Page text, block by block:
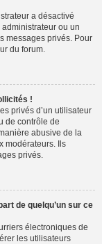
a désactivé
ou un
messages privés. Pour
du forum.
!
privés d’un utilisateur
de contrôle de
abusive de la
modérateurs. Ils
privés.
de quelqu’un sur ce
électroniques de
les utilisateurs